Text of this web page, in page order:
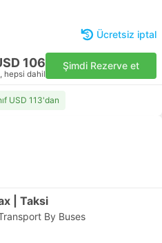
Ücretsiz iptal
106
hepsi dahil
Şimdi Rezerve et
USD 113'dan
| Taksi
By Buses